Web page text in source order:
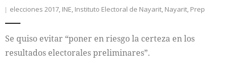
elecciones 2017, INE, Instituto Electoral de Nayarit, Nayarit, Prep
Se quiso evitar “poner en riesgo la certeza en los
resultados electorales preliminares”.